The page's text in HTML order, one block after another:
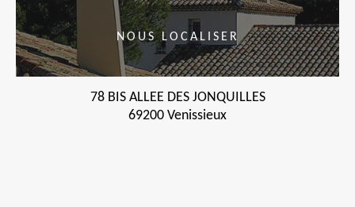
NOUS LOCALISER
78 BIS ALLEE DES JONQUILLES
69200 Venissieux